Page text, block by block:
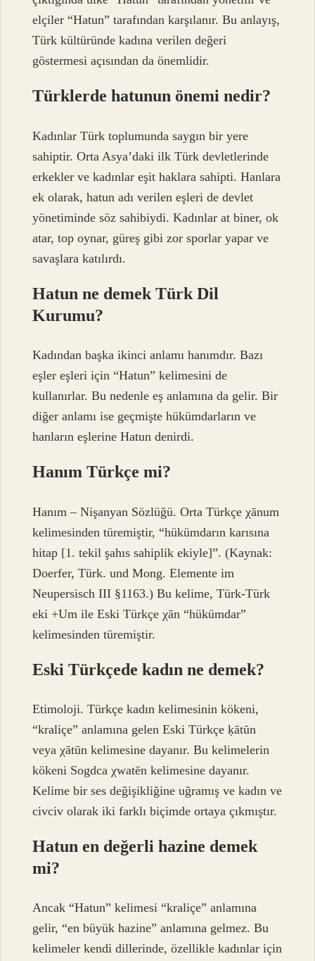
elçiler “Hatun” tarafından karşılanır. Bu anlayış,
Türk kültüründe kadına verilen değeri
göstermesi açısından da önemlidir.
Türklerde hatunun önemi nedir?
Kadınlar Türk toplumunda saygın bir yere
sahiptir. Orta Asya’daki ilk Türk devletlerinde
erkekler ve kadınlar eşit haklara sahipti. Hanlara
ek olarak, hatun adı verilen eşleri de devlet
yönetiminde söz sahibiydi. Kadınlar at biner, ok
atar, top oynar, güreş gibi zor sporlar yapar ve
savaşlara katılırdı.
Hatun ne demek Türk Dil
Kurumu?
Kadından başka ikinci anlamı hanımdır. Bazı
eşler eşleri için “Hatun” kelimesini de
kullanırlar. Bu nedenle eş anlamına da gelir. Bir
diğer anlamı ise geçmişte hükümdarların ve
hanların eşlerine Hatun denirdi.
Hanım Türkçe mi?
Hanım – Nişanyan Sözlüğü. Orta Türkçe χānum
kelimesinden türemiştir, “hükümdarın karısına
hitap [1. tekil şahıs sahiplik ekiyle]”. (Kaynak:
Doerfer, Türk. und Mong. Elemente im
Neupersisch III §1163.) Bu kelime, Türk-Türk
eki +Um ile Eski Türkçe χān “hükümdar”
kelimesinden türemiştir.
Eski Türkçede kadın ne demek?
Etimoloji. Türkçe kadın kelimesinin kökeni,
“kraliçe” anlamına gelen Eski Türkçe ḳātūn
veya χātūn kelimesine dayanır. Bu kelimelerin
kökeni Sogdca χwatēn kelimesine dayanır.
Kelime bir ses değişikliğine uğramış ve kadın ve
civciv olarak iki farklı biçimde ortaya çıkmıştır.
Hatun en değerli hazine demek
mi?
Ancak “Hatun” kelimesi “kraliçe” anlamına
gelir, “en büyük hazine” anlamına gelmez. Bu
kelimeler kendi dillerinde, özellikle kadınlar için